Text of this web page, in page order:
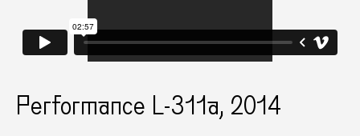
Performance L-311a, 2014